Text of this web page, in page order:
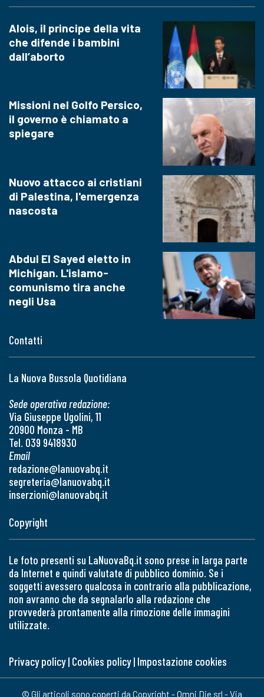
Contatti
La Nuova Bussola Quotidiana
Sede operativa redazione:
Via Giuseppe Ugolini, 11
20900 Monza - MB
Tel. 039 9418930
Email
redazione@lanuovabq.it
segreteria@lanuovabq.it
inserzioni@lanuovabq.it
Alois, il principe della vita
che difende i bambini
dall’aborto
Missioni nel Golfo Persico,
il governo è chiamato a
spiegare
Nuovo attacco ai cristiani
di Palestina, l'emergenza
nascosta
Abdul El Sayed eletto in
Michigan. L'islamo-
comunismo tira anche
negli Usa
Copyright
Le foto presenti su LaNuovaBq.it sono prese in larga parte
da Internet e quindi valutate di pubblico dominio. Se i
soggetti avessero qualcosa in contrario alla pubblicazione,
non avranno che da segnalarlo alla redazione che
provvederà prontamente alla rimozione delle immagini
utilizzate.
Privacy policy| Cookies policy| Impostazione cookies
© Gli articoli sono coperti da Copyright - Omni Die srl - Via